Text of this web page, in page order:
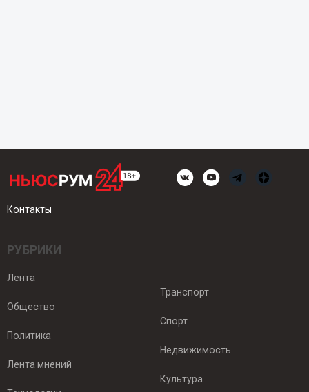
Контакты
РУБРИКИ
Лента
Общество
Политика
Лента мнений
Транспорт
Спорт
Недвижимость
Культура